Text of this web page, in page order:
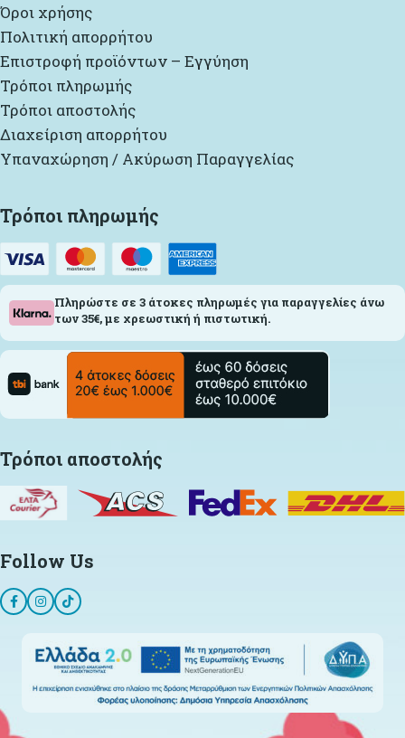
Όροι χρήσης
Πολιτική απορρήτου
Επιστροφή προϊόντων – Εγγύηση
Τρόποι πληρωμής
Τρόποι αποστολής
Διαχείριση απορρήτου
Υπαναχώρηση / Ακύρωση Παραγγελίας
Τρόποι πληρωμής
Πληρώστε σε 3 άτοκες πληρωμές για παραγγελίες άνω
των 35€, με χρεωστική ή πιστωτική.
Τρόποι αποστολής
Follow Us